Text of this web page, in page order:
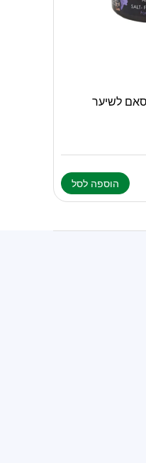
לשיער
הוספה לסל